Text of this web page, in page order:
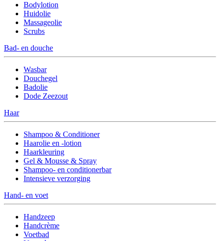
Bodylotion
Huidolie
Massageolie
Scrubs
Bad- en douche
Wasbar
Douchegel
Badolie
Dode Zeezout
Haar
Shampoo & Conditioner
Haarolie en -lotion
Haarkleuring
Gel & Mousse & Spray
Shampoo- en conditionerbar
Intensieve verzorging
Hand- en voet
Handzeep
Handcrème
Voetbad